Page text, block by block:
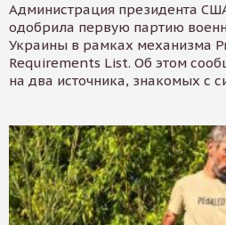
Администрация президента
одобрила первую партию
Украины в рамках механизма
Requirements List. Об этом
на два источника, знакомых с